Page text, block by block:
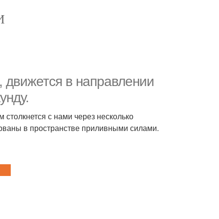
в направлении
с нами через несколько
в пространстве приливными силами.